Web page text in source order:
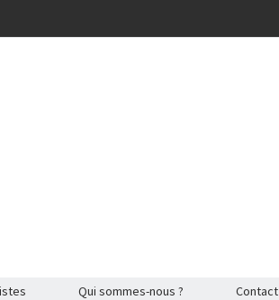
Qui sommes-nous ? Contact